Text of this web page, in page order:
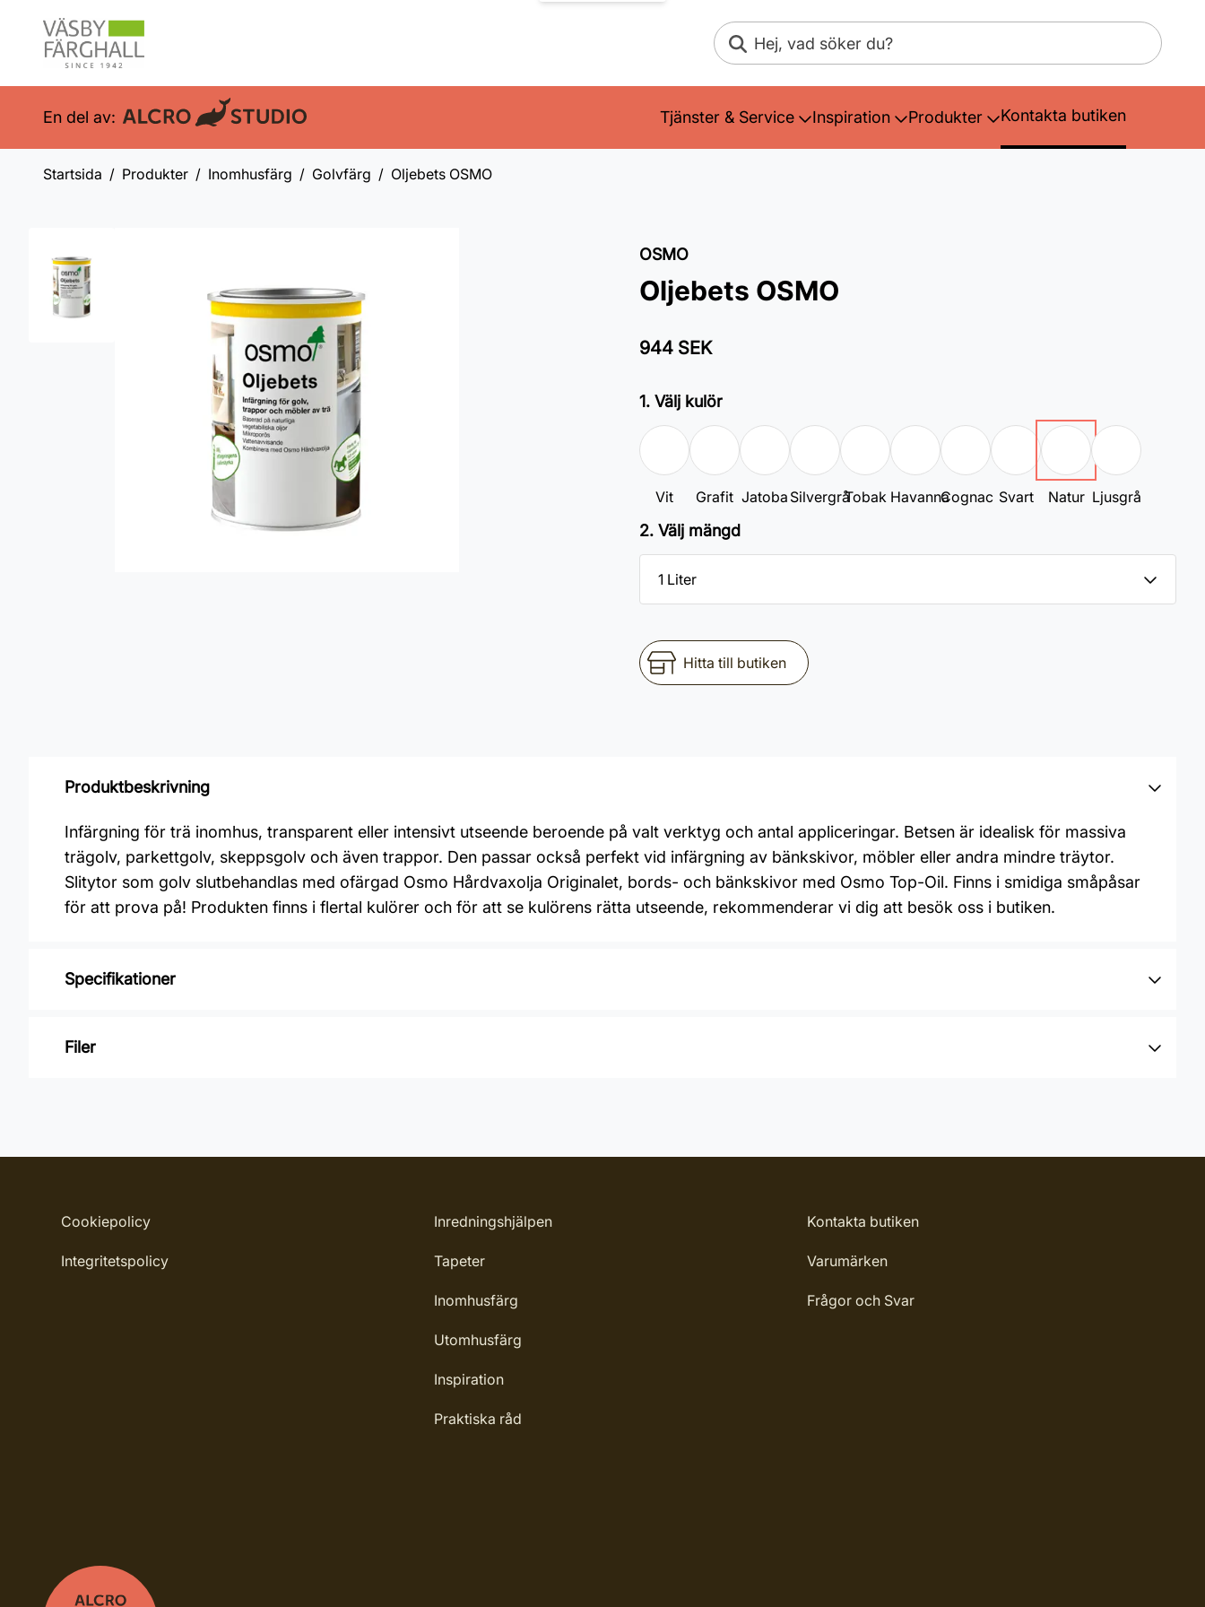
Sök
En del av: Tjänster & Service Inspiration Produkter Kontakta butiken
Startsida Produkter Inomhusfärg Golvfärg Oljebets OSMO
OSMO
Oljebets OSMO
944 SEK
1. Välj kulör
Vit Grafit Jatoba SilvergråTobak HavannaCognac Svart Natur Ljusgrå
2. Välj mängd
Hitta till butiken
Produktbeskrivning
Infärgning för trä inomhus, transparent eller intensivt utseende beroende på valt verktyg och antal appliceringar. Betsen är idealisk för massiva
trägolv, parkettgolv, skeppsgolv och även trappor. Den passar också perfekt vid infärgning av bänkskivor, möbler eller andra mindre träytor.
Slitytor som golv slutbehandlas med ofärgad Osmo Hårdvaxolja Originalet, bords- och bänkskivor med Osmo Top-Oil. Finns i smidiga småpåsar
för att prova på! Produkten finns i flertal kulörer och för att se kulörens rätta utseende, rekommenderar vi dig att besök oss i butiken.
Specifikationer
Varumärke: OSMO
Rekommenderat antal strykningar: 1-2 strykningar
Rengöring: Penseltvätt
Filer
Cookiepolicy
Integritetspolicy
Inredningshjälpen
Tapeter
Inomhusfärg
Utomhusfärg
Inspiration
Praktiska råd
Kontakta butiken
Varumärken
Frågor och Svar